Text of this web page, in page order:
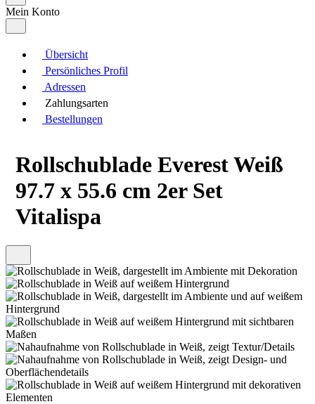
Mein Konto
Übersicht
Persönliches Profil
Adressen
Zahlungsarten
Bestellungen
Rollschublade Everest Weiß
97.7 x 55.6 cm 2er Set
Vitalispa